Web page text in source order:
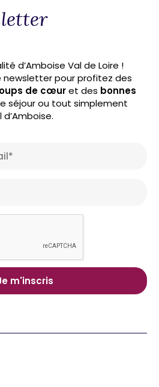
d’Amboise Val de Loire !
newsletter pour profitez des
de cœuret des bonnes
séjour ou tout simplement